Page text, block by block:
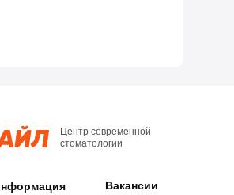
Центр современной
стоматологии
заболеваниях, их симптомах и методах лечения
целях. При обнаружении подобных
Вакансии